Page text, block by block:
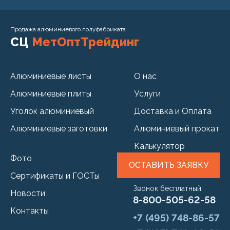
Продажа алюминиевого полуфабриката
СЦ МетОптТрейдинг
Алюминиевые листы
Алюминиевые плиты
Уголок алюминиевый
Алюминиевые заготовки
О нас
Услуги
Доставка и Оплата
Алюминиевый прокат
Калькулятор
Фото
Сертификаты и ГОСТы
Новости
Контакты
ОСТАВИТЬ ЗАЯВКУ
Звонок бесплатный
8-800-505-62-58
+7 (495) 748-86-57